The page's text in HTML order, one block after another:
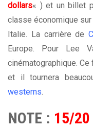
dollars« ) et un billet
classe économique
Italie. La carrière de
Europe. Pour Lee
cinématographique.
et il tournera
westerns.
NOTE : 15/20